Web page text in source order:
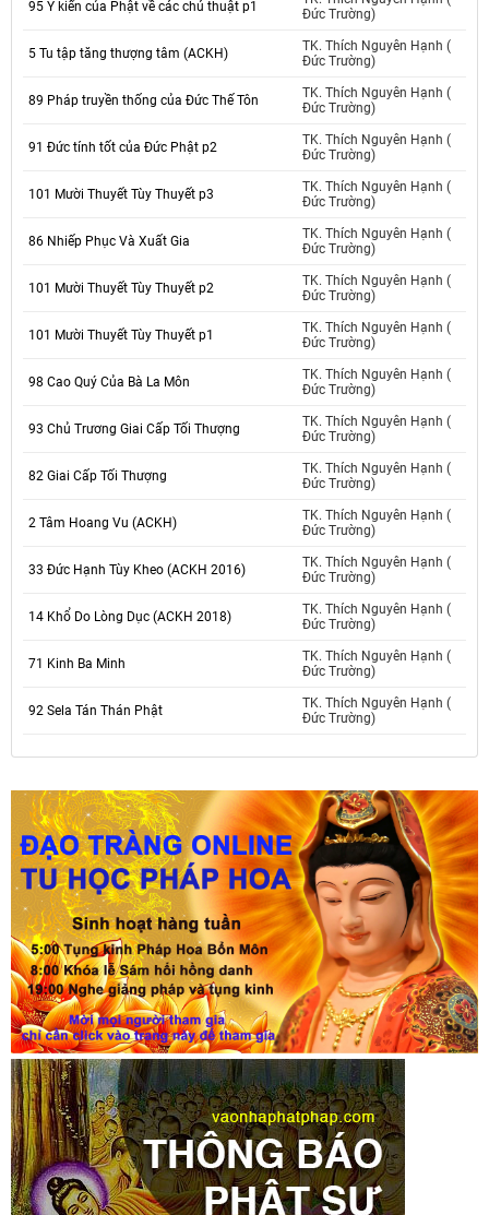
95 Ý kiến của Phật về các chú thuật p1
Đức Trường)
5 Tu tập tăng thượng tâm (ACKH)
TK. Thích Nguyên Hạnh (
Đức Trường)
89 Pháp truyền thống của Đức Thế Tôn
TK. Thích Nguyên Hạnh (
Đức Trường)
91 Đức tính tốt của Đức Phật p2
TK. Thích Nguyên Hạnh (
Đức Trường)
101 Mười Thuyết Tùy Thuyết p3
TK. Thích Nguyên Hạnh (
Đức Trường)
86 Nhiếp Phục Và Xuất Gia
TK. Thích Nguyên Hạnh (
Đức Trường)
101 Mười Thuyết Tùy Thuyết p2
TK. Thích Nguyên Hạnh (
Đức Trường)
101 Mười Thuyết Tùy Thuyết p1
TK. Thích Nguyên Hạnh (
Đức Trường)
98 Cao Quý Của Bà La Môn
TK. Thích Nguyên Hạnh (
Đức Trường)
93 Chủ Trương Giai Cấp Tối Thượng
TK. Thích Nguyên Hạnh (
Đức Trường)
82 Giai Cấp Tối Thượng
TK. Thích Nguyên Hạnh (
Đức Trường)
2 Tâm Hoang Vu (ACKH)
TK. Thích Nguyên Hạnh (
Đức Trường)
33 Đức Hạnh Tùy Kheo (ACKH 2016)
TK. Thích Nguyên Hạnh (
Đức Trường)
14 Khổ Do Lòng Dục (ACKH 2018)
TK. Thích Nguyên Hạnh (
Đức Trường)
71 Kinh Ba Minh
TK. Thích Nguyên Hạnh (
Đức Trường)
92 Sela Tán Thán Phật
TK. Thích Nguyên Hạnh (
Đức Trường)